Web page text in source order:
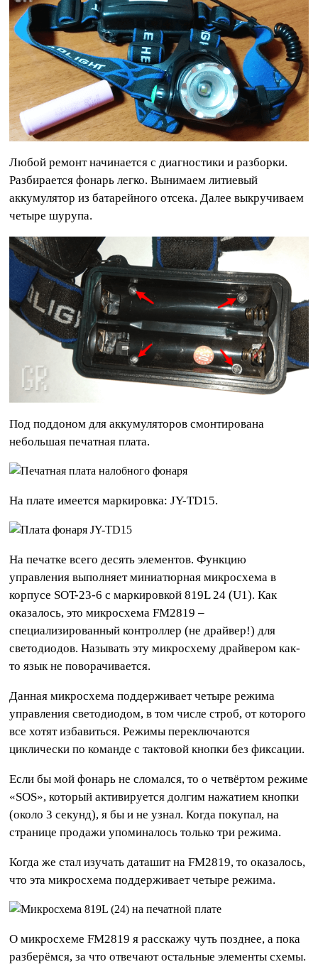
Любой ремонт начинается с диагностики и разборки.
Разбирается фонарь легко. Вынимаем литиевый
аккумулятор из батарейного отсека. Далее выкручиваем
четыре шурупа.
Под поддоном для аккумуляторов смонтирована
небольшая печатная плата.
На плате имеется маркировка: JY-TD15.
На печатке всего десять элементов. Функцию
управления выполняет миниатюрная микросхема в
корпусе SOT-23-6 с маркировкой 819L 24 (U1). Как
оказалось, это микросхема FM2819 –
специализированный контроллер (не драйвер!) для
светодиодов. Называть эту микросхему драйвером как-
то язык не поворачивается.
Данная микросхема поддерживает четыре режима
управления светодиодом, в том числе строб, от которого
все хотят избавиться. Режимы переключаются
циклически по команде с тактовой кнопки без фиксации.
Если бы мой фонарь не сломался, то о четвёртом режиме
«SOS», который активируется долгим нажатием кнопки
(около 3 секунд), я бы и не узнал. Когда покупал, на
странице продажи упоминалось только три режима.
Когда же стал изучать даташит на FM2819, то оказалось,
что эта микросхема поддерживает четыре режима.
О микросхеме FM2819 я расскажу чуть позднее, а пока
разберёмся, за что отвечают остальные элементы схемы.